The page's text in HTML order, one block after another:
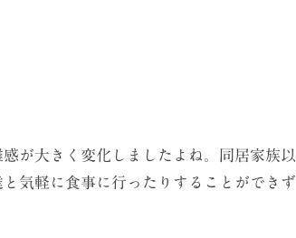
が大きく変化しましたよね。同居家族以
気軽に食事に行ったりすることができず